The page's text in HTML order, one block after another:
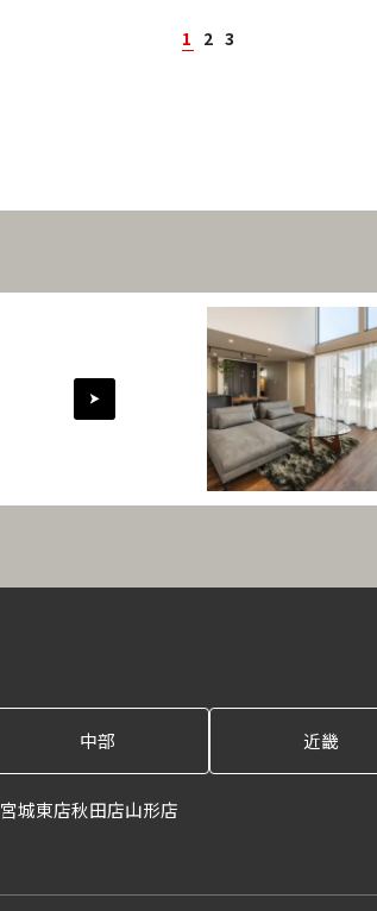
1 2 3
中部 近畿
宮城東店秋田店山形店